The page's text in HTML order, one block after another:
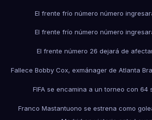
El frente frío número número
El frente frío número número
El frente número 26 dejará de
Fallece Bobby Cox, exmánager de Atlanta
FIFA se encamina a un torneo con 64
Franco Mastantuono se estrena como